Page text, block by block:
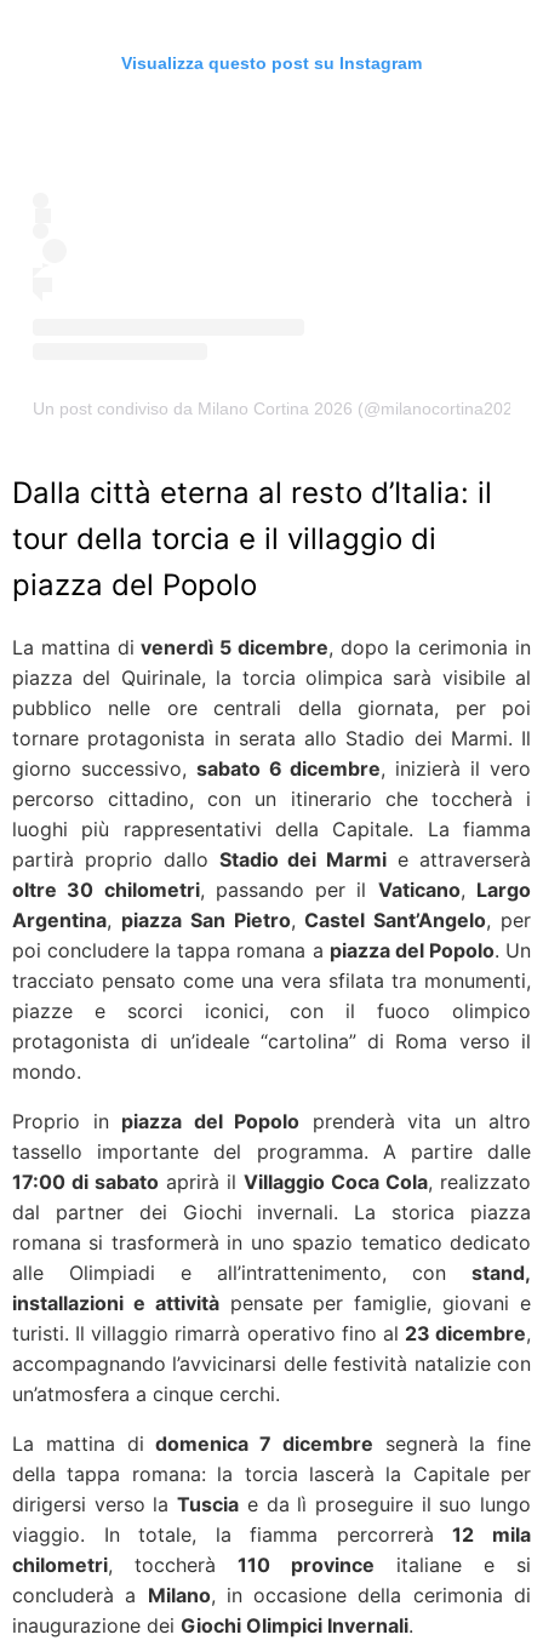
Visualizza questo post su Instagram
Un post condiviso da Milano Cortina 2026 (@milanocortina2026)
Dalla città eterna al resto d’Italia: il
tour della torcia e il villaggio di
piazza del Popolo
La mattina divenerdì 5 dicembre, dopo la cerimonia in
piazza del Quirinale, la torcia olimpica sarà visibile al
pubblico nelle ore centrali della giornata, per poi
tornare protagonista in serata allo Stadio dei Marmi. Il
giorno successivo, sabato 6 dicembre, inizierà il vero
percorso cittadino, con un itinerario che toccherà i
luoghi più rappresentativi della Capitale. La fiamma
partirà proprio dallo Stadio dei Marmi e attraverserà
oltre 30 chilometri, passando per il Vaticano, Largo
Argentina, piazza San Pietro,Castel Sant’Angelo, per
poi concludere la tappa romana a piazza del Popolo. Un
tracciato pensato come una vera sfilata tra monumenti,
piazze e scorci iconici, con il fuoco olimpico
protagonista di un’ideale “cartolina” di Roma verso il
mondo.
Proprio in piazza del Popolo prenderà vita un altro
tassello importante del programma. A partire dalle
17:00 di sabato aprirà il Villaggio Coca Cola, realizzato
dal partner dei Giochi invernali. La storica piazza
romana si trasformerà in uno spazio tematico dedicato
alle Olimpiadi e all’intrattenimento, con stand,
installazioni e attivitàpensate per famiglie, giovani e
turisti. Il villaggio rimarrà operativo fino al 23 dicembre,
accompagnando l’avvicinarsi delle festività natalizie con
un’atmosfera a cinque cerchi.
La mattina didomenica 7 dicembre segnerà la fine
della tappa romana: la torcia lascerà la Capitale per
dirigersi verso laTuscia e da lì proseguire il suo lungo
viaggio. In totale, la fiamma percorrerà12 mila
chilometri, toccherà 110 province italiane e si
concluderà a Milano, in occasione della cerimonia di
inaugurazione dei Giochi Olimpici Invernali.